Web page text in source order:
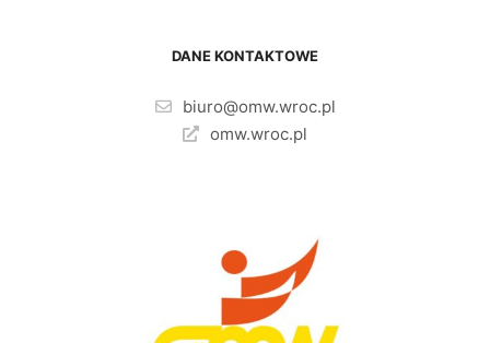
DANE KONTAKTOWE
biuro@omw.wroc.pl
omw.wroc.pl